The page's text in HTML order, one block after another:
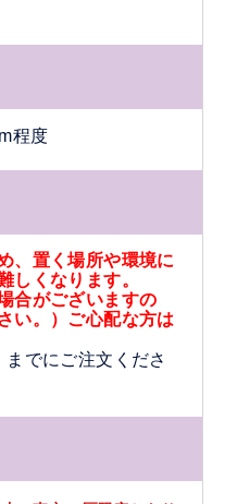
程度
、置く場所や環境に
しくなります。
合がございますの
い。）ご心配な方は
でにご注文くださ